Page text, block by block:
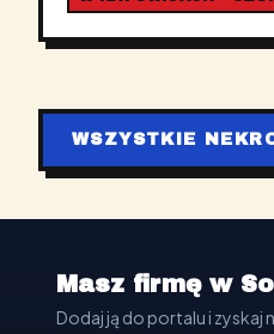
WSZYSTKIE
Masz firmę w
Dodaj ją do portalu i zyskaj